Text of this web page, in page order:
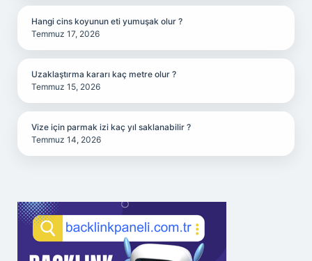
Hangi cins koyunun eti yumuşak olur ?
Temmuz 17, 2026
Uzaklaştırma kararı kaç metre olur ?
Temmuz 15, 2026
Vize için parmak izi kaç yıl saklanabilir ?
Temmuz 14, 2026